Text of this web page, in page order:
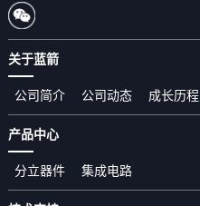
关于蓝箭
公司简介 公司动态 成长历程
产品中心
分立器件 集成电路